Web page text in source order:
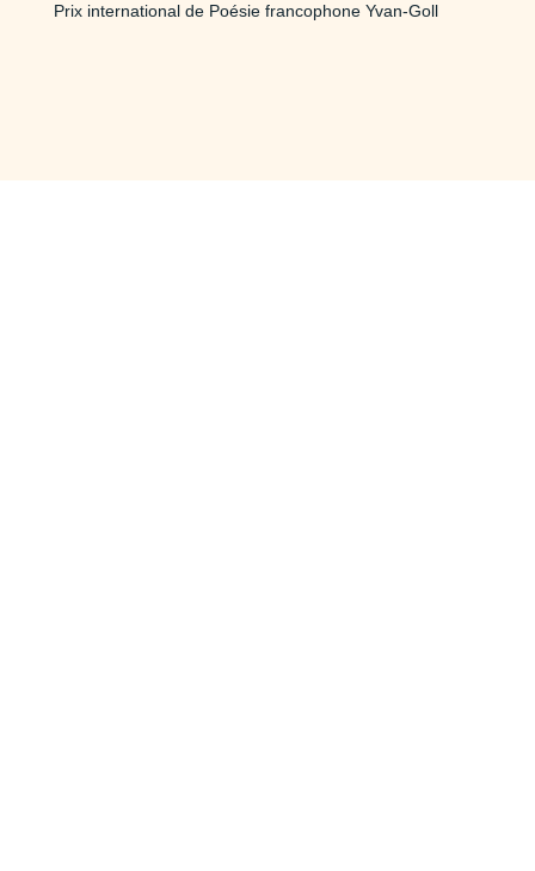
Prix international de Poésie francophone Yvan-Goll